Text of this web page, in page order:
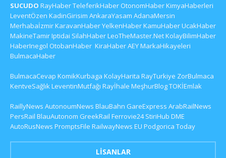
SUCUDO RayHaberTeleferikHaber OtonomHaberKimyaHaberleri
LeventÖzen KadinGirisim AnkaraYasam AdanaMersin
MerhabaİzmirKaravanHaberYelkenHaberKamuHaberUcakHaber
MakineTamirIptidai SilahHaberLeoTheMaster.NetKolayBilimHaber
HaberInegol OtobanHaber KiraHaberAEYMarkaHikayeleri
BulmacaHaber
BulmacaCevap KomikKurbaga KolayHarita RayTurkiye ZorBulmaca
KentveSağlıkLeventinMutfağı Rayİhale MeşhurBlogTOKİEmlak
RaillyNews AutonoumNews BlauBahn GareExpress ArabRailNews
PersRail BlauAutonom GreekRail Ferrovie24 StiriHub DME
AutoRusNews PromptsFile RailwayNews EU Podgorica Today
LISANLAR